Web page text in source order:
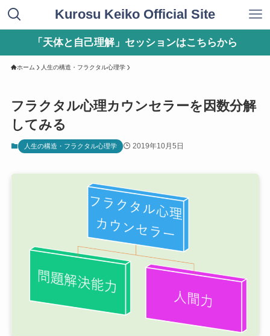
Kurosu Keiko Official Site
「天体と自己理解」セッションはこちらから
ホーム 人生の構造・フラクタル心理学
フラクタル心理カウンセラーを因数分解
してみる
人生の構造・フラクタル心理学 2019年10月5日